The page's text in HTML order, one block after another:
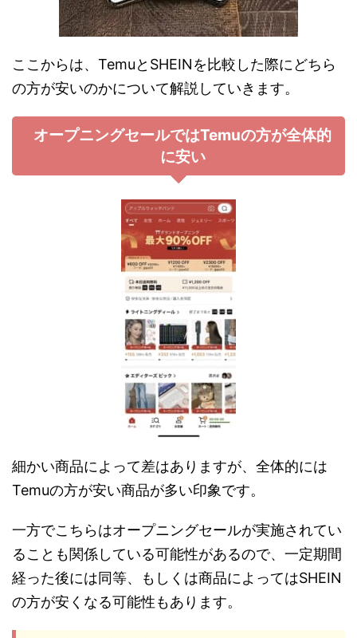
ここからは、TemuとSHEINを比較した際にどちら
の方が安いのかについて解説していきます。
オープニングセールではTemuの方が全体的
に安い
細かい商品によって差はありますが、全体的には
Temuの方が安い商品が多い印象です。
一方でこちらはオープニングセールが実施されてい
ることも関係している可能性があるので、一定期間
経った後には同等、もしくは商品によってはSHEIN
の方が安くなる可能性もあります。